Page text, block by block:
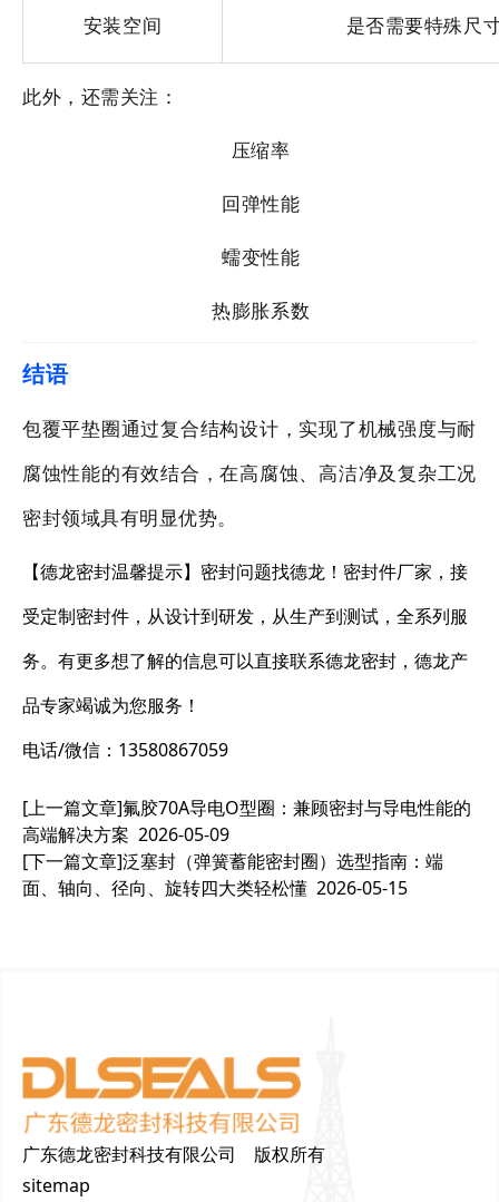
安装空间 是否需要特殊尺
此外，还需关注：
压缩率
回弹性能
蠕变性能
热膨胀系数
结语
包覆平垫圈通过复合结构设计，实现了机械强度与耐
腐蚀性能的有效结合，在高腐蚀、高洁净及复杂工况
密封领域具有明显优势。
【德龙密封温馨提示】密封问题找德龙！密封件厂家，接
受定制密封件，从设计到研发，从生产到测试，全系列服
务。有更多想了解的信息可以直接联系德龙密封，德龙产
品专家竭诚为您服务！
电话/微信：13580867059
[上一篇文章]氟胶70A导电O型圈：兼顾密封与导电性能的
高端解决方案 2026-05-09
[下一篇文章]泛塞封（弹簧蓄能密封圈）选型指南：端
面、轴向、径向、旋转四大类轻松懂 2026-05-15
广东德龙密封科技有限公司 版权所有
sitemap